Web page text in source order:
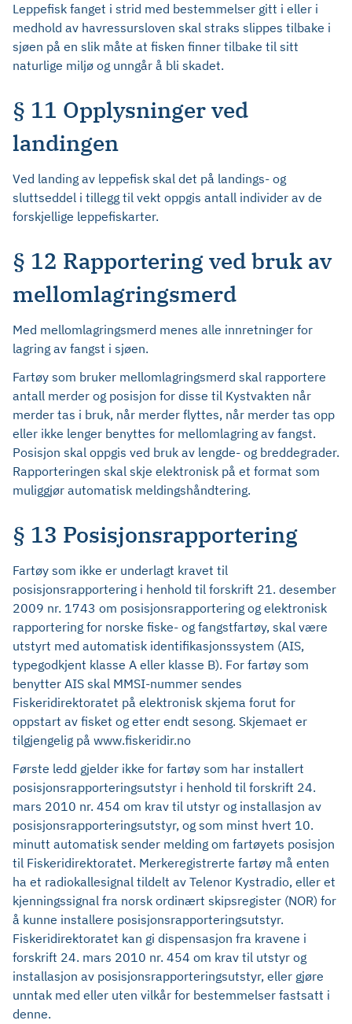
Leppefisk fanget i strid med bestemmelser gitt i eller i
medhold av havressursloven skal straks slippes tilbake i
sjøen på en slik måte at fisken finner tilbake til sitt
naturlige miljø og unngår å bli skadet.
§ 11 Opplysninger ved
landingen
Ved landing av leppefisk skal det på landings- og
sluttseddel i tillegg til vekt oppgis antall individer av de
forskjellige leppefiskarter.
§ 12 Rapportering ved bruk av
mellomlagringsmerd
Med mellomlagringsmerd menes alle innretninger for
lagring av fangst i sjøen.
Fartøy som bruker mellomlagringsmerd skal rapportere
antall merder og posisjon for disse til Kystvakten når
merder tas i bruk, når merder flyttes, når merder tas opp
eller ikke lenger benyttes for mellomlagring av fangst.
Posisjon skal oppgis ved bruk av lengde- og breddegrader.
Rapporteringen skal skje elektronisk på et format som
muliggjør automatisk meldingshåndtering.
§ 13 Posisjonsrapportering
Fartøy som ikke er underlagt kravet til
posisjonsrapportering i henhold til forskrift 21. desember
2009 nr. 1743 om posisjonsrapportering og elektronisk
rapportering for norske fiske- og fangstfartøy, skal være
utstyrt med automatisk identifikasjonssystem (AIS,
typegodkjent klasse A eller klasse B). For fartøy som
benytter AIS skal MMSI-nummer sendes
Fiskeridirektoratet på elektronisk skjema forut for
oppstart av fisket og etter endt sesong. Skjemaet er
tilgjengelig på www.fiskeridir.no
Første ledd gjelder ikke for fartøy som har installert
posisjonsrapporteringsutstyr i henhold til forskrift 24.
mars 2010 nr. 454 om krav til utstyr og installasjon av
posisjonsrapporteringsutstyr, og som minst hvert 10.
minutt automatisk sender melding om fartøyets posisjon
til Fiskeridirektoratet. Merkeregistrerte fartøy må enten
ha et radiokallesignal tildelt av Telenor Kystradio, eller et
kjenningssignal fra norsk ordinært skipsregister (NOR) for
å kunne installere posisjonsrapporteringsutstyr.
Fiskeridirektoratet kan gi dispensasjon fra kravene i
forskrift 24. mars 2010 nr. 454 om krav til utstyr og
installasjon av posisjonsrapporteringsutstyr, eller gjøre
unntak med eller uten vilkår for bestemmelser fastsatt i
denne.